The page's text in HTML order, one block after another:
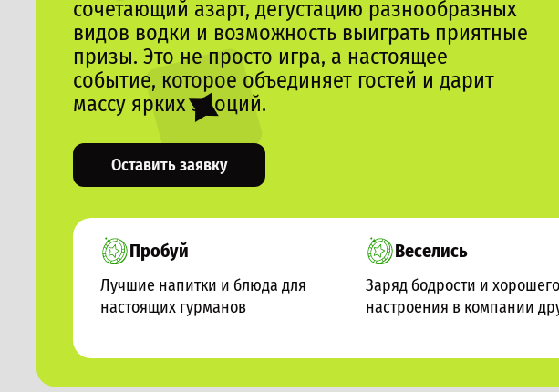
сочетающий азарт, дегустацию разнообразных
видов водки и возможность выиграть приятные
призы. Это не просто игра, а настоящее
событие, которое объединяет гостей и дарит
массу ярких эмоций.
Оставить заявку
Пробуй
Лучшие напитки и блюда для
настоящих гурманов
Веселись
Заряд бодрости и хорошего
настроения в компании